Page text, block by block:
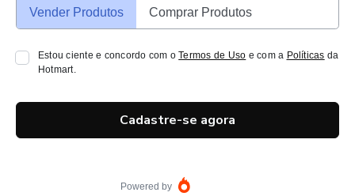
Vender Produtos Comprar Produtos
Estou ciente e concordo com oTermos de Uso e com a Políticas da
Hotmart.
Cadastre-se agora
Powered by